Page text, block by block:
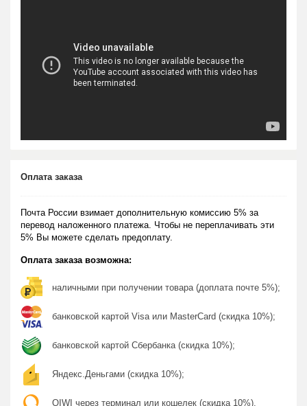
Оплата заказа
Почта России взимает дополнительную комиссию 5% за
перевод наложенного платежа. Чтобы не переплачивать эти
5% Вы можете сделать предоплату.
Оплата заказа возможна:
наличными при получении товара (доплата почте 5%);
банковской картой Visa или MasterCard (скидка 10%);
банковской картой Сбербанка (скидка 10%);
Яндекс.Деньгами (скидка 10%);
QIWI через терминал или кошелек (скидка 10%).